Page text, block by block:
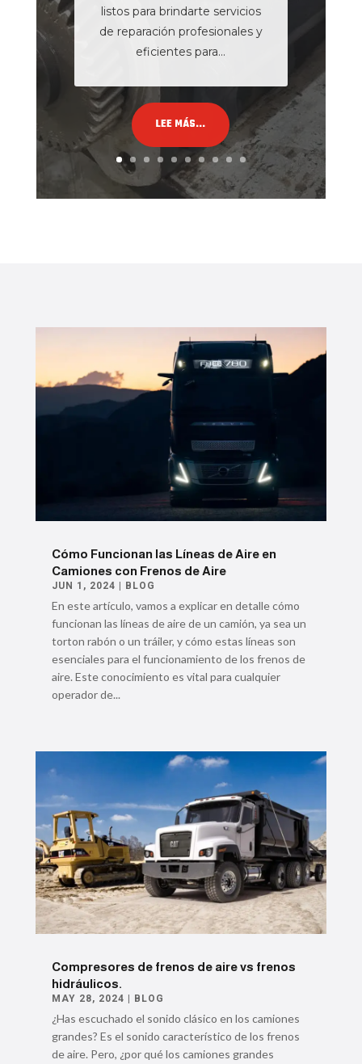
listos para brindarte servicios
de reparación profesionales y
eficientes para...
LEE MÁS...
Cómo Funcionan las Líneas de Aire en
Camiones con Frenos de Aire
JUN 1, 2024 BLOG
En este artículo, vamos a explicar en detalle cómo
funcionan las líneas de aire de un camión, ya sea un
torton rabón o un tráiler, y cómo estas líneas son
esenciales para el funcionamiento de los frenos de
aire. Este conocimiento es vital para cualquier
operador de...
Compresores de frenos de aire vs frenos
hidráulicos.
MAY 28, 2024 | BLOG
¿Has escuchado el sonido clásico en los camiones
grandes? Es el sonido característico de los frenos
de aire. Pero, ¿por qué los camiones grandes